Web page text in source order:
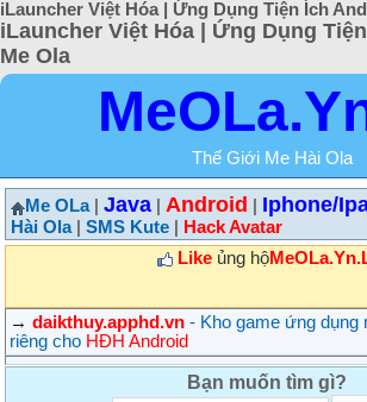
iLauncher Việt Hóa | Ứng Dụng Tiện Ích
iLauncher Việt Hóa | Ứng Dụng Tiện
Me Ola
Thế Giới Me Hài Ola
Me OLa| Java Android Iphone/
Hài Ola| SMS Kute
Hack Avatar
Likeủng hộ
→ daikthuy.apphd.vn - Kho game ứng dụng
riêng cho HĐH Android
Bạn muốn tìm gì?